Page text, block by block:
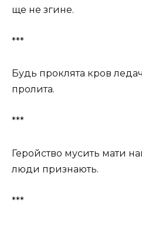
ще не згине.
***
Будь проклята кров
пролита.
***
Геройство мусить мати
люди признають.
***